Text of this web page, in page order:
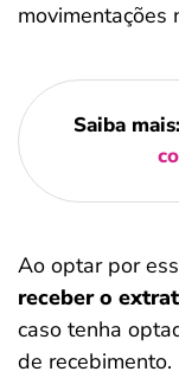
movimentações
Saiba mais:
Ao optar por
receber o
caso tenha
de recebimento.